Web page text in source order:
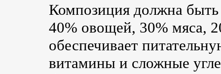
Композиция должна
40% овощей, 30% мяса,
обеспечивает
витамины и сложные